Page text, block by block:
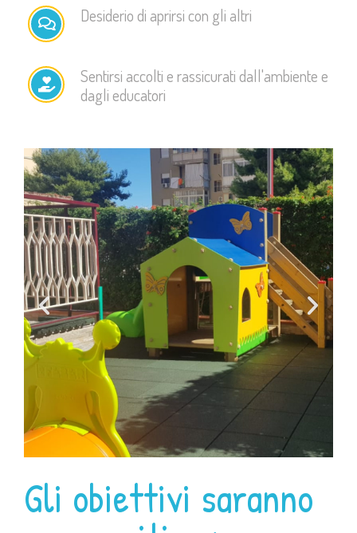
Desiderio di aprirsi con gli altri
Sentirsi accolti e rassicurati dall'ambiente e
dagli educatori
Gli obiettivi saranno